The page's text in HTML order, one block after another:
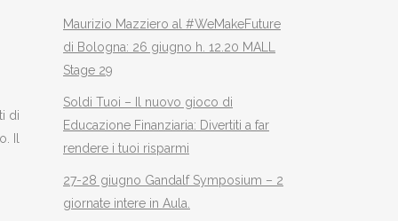
di
Il
Maurizio Mazziero al #WeMakeFuture
di Bologna: 26 giugno h. 12.20 MALL
Stage 29
Soldi Tuoi – Il nuovo gioco di
Educazione Finanziaria: Divertiti a far
rendere i tuoi risparmi
27-28 giugno Gandalf Symposium – 2
giornate intere in Aula.